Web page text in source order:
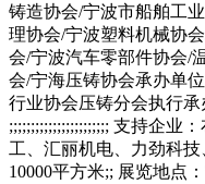
铸造协会/宁波市船舶工
理协会/宁波塑料机械协
会/宁波汽车零部件协会/
会/宁海压铸协会承办单
行业协会压铸分会执行
;;;;;;;;;;;;;;;;;;;;;;; 支持企业
工、汇丽机电、力劲科
10000平方米;; 展览地点